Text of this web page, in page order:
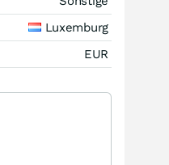
Luxemburg
EUR